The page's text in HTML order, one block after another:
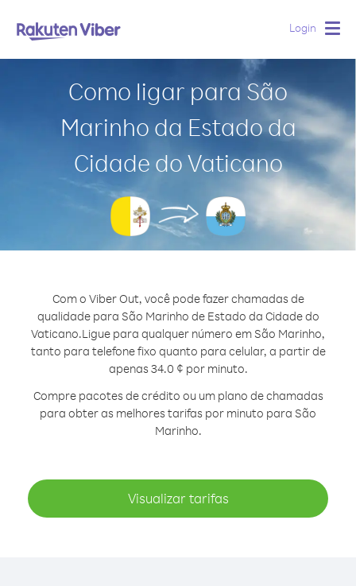
Login
Como ligar para São
Marinho da Estado da
Cidade do Vaticano
Com o Viber Out, você pode fazer chamadas de
qualidade para São Marinho de Estado da Cidade do
Vaticano.Ligue para qualquer número em São Marinho,
tanto para telefone fixo quanto para celular, a partir de
apenas 34.0 ¢ por minuto.
Compre pacotes de crédito ou um plano de chamadas
para obter as melhores tarifas por minuto para São
Marinho.
Visualizar tarifas